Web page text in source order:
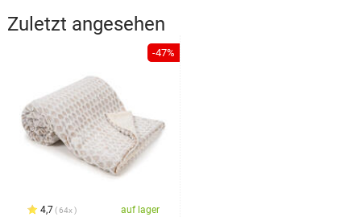
Zuletzt angesehen
-47%
4,7 64x auf lager